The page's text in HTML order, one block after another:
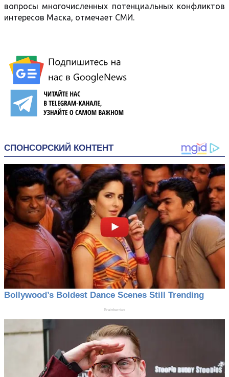
вопросы многочисленных потенциальных конфликтов
интересов Маска, отмечает СМИ.